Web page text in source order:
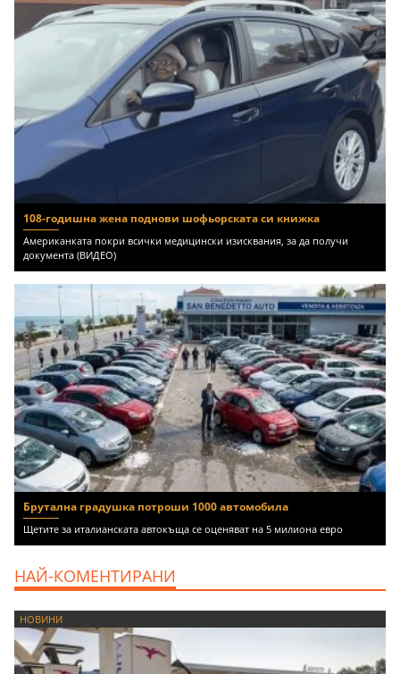
108-годишна жена поднови шофьорската си книжка
Американката покри всички медицински изисквания, за да получи
документа (ВИДЕО)
Брутална градушка потроши 1000 автомобила
Щетите за италианската автокъща се оценяват на 5 милиона евро
НАЙ-КОМЕНТИРАНИ
НОВИНИ